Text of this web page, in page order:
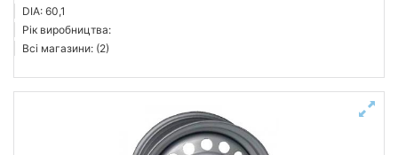
DIA: 60,1
Рік виробництва:
Всі магазини: (2)
Magnetto
Кременчуг
Тип диска